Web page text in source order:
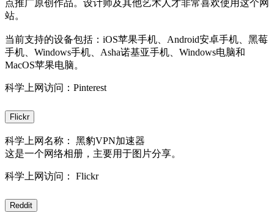
点推广原创作品。设计师及其他艺术人才非常喜欢使用这个网
站。
当前支持的设备包括：iOS苹果手机、Android安卓手机、黑莓
手机、Windows手机、Asha诺基亚手机、Windows电脑和
MacOS苹果电脑。
科学上网访问：Pinterest
Flickr
科学上网名称： 黑豹VPN加速器
这是一个网络相册，主要用于图片分享。
科学上网访问： Flickr
Reddit